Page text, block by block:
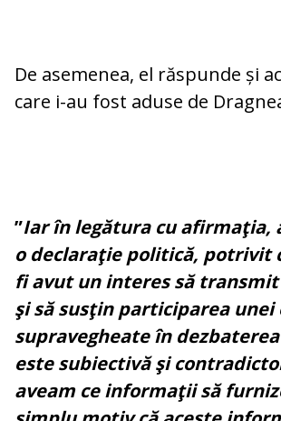
De asemenea, el răspunde și
care i-au fost aduse de
”Iar în legătura cu afirmaţia,
o declaraţie politică, potrivit
fi avut un interes să
şi să susţin participarea
supravegheate în
este subiectivă şi
aveam ce informaţii să